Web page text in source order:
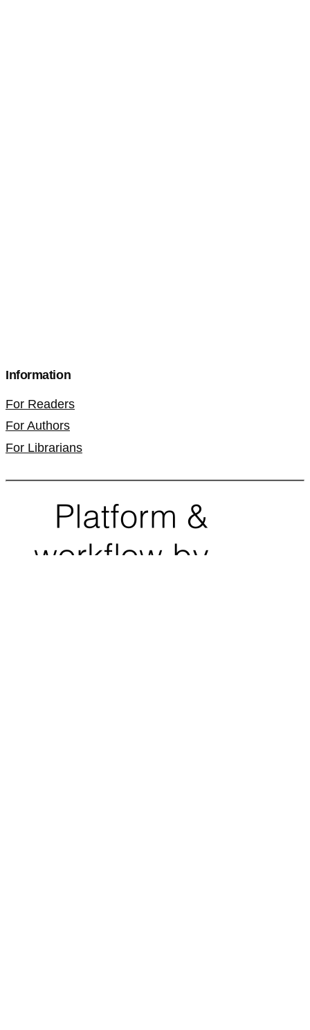
Information
For Readers
For Authors
For Librarians